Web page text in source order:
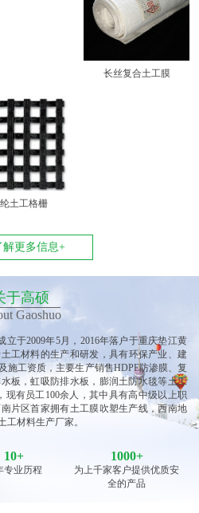
长丝复合土工膜
土工格栅
解更多信息+
于高硕
Gaoshuo
立于2009年5月，2016年落户于重庆垫江黄
工材料的生产和研发，具有环保产业、建
施工资质，主要生产销售HDPE防渗膜、复
板，虹吸防排水板，膨润土防水毯等土工
现有员工100余人，其中具有高中级以上职
片区首家拥有土工膜吹塑生产线，西南地
工材料生产厂家。
10+
专业历程
1000+
为上千家客户提供优质安
全的产品